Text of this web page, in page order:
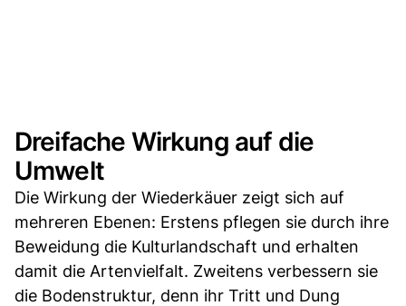
Dreifache Wirkung auf die
Umwelt
Die Wirkung der Wiederkäuer zeigt sich auf
mehreren Ebenen: Erstens pflegen sie durch ihre
Beweidung die Kulturlandschaft und erhalten
damit die Artenvielfalt. Zweitens verbessern sie
die Bodenstruktur, denn ihr Tritt und Dung